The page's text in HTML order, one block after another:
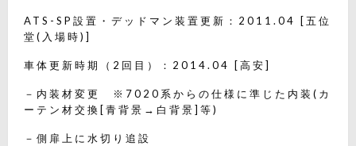
ATS-SP設置・デッドマン装置更新：2011.04 [五位
堂(入場時)]
車体更新時期（2回目）：2014.04 [高安]
－内装材変更 ※7020系からの仕様に準じた内装(カ
ーテン材交換[青背景→白背景]等)
－側扉上に水切り追設